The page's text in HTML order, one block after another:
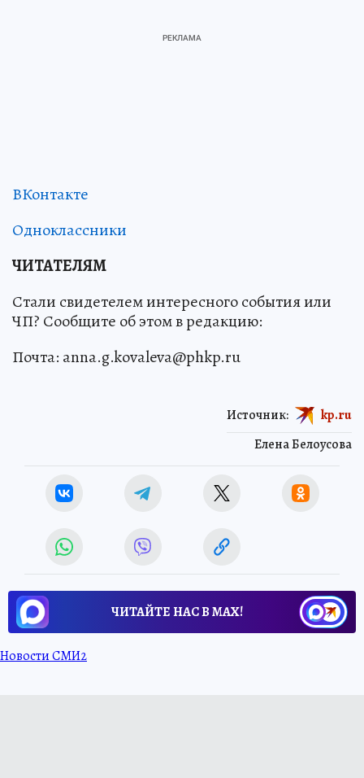
ВКонтакте
Одноклассники
ЧИТАТЕЛЯМ
Стали свидетелем интересного события или
ЧП? Сообщите об этом в редакцию:
Почта: anna.g.kovaleva@phkp.ru
Елена Белоусова
Источник: kp.ru
ЧИТАЙТЕ НАС В МАХ!
Новости СМИ2